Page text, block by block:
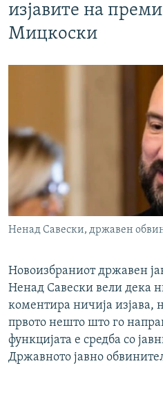
изјавите на
Мицкоски
Ненад Савески, државен
Новоизбраниот државен
Ненад Савески вели дека
коментира ничија изјава,
првото нешто што го
функцијата е средба со
Државното јавно